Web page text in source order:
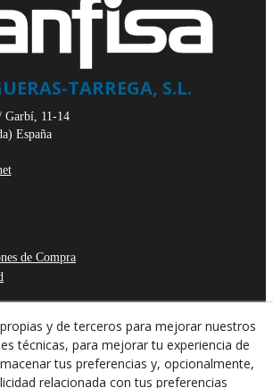
TARREGA, S.L.
Garbí, 11-14
) España
de Compra
y de terceros para mejorar nuestros
técnicas, para mejorar tu experiencia de
tus preferencias y, opcionalmente,
relacionada con tus preferencias